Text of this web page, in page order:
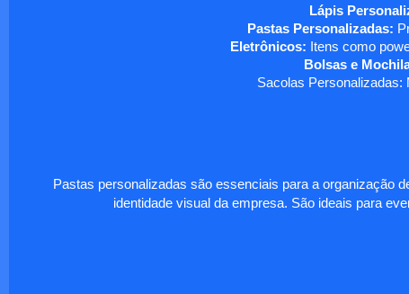
Lápis
Pastas Personalizadas:
Eletrônicos: Itens como
Bolsas e
Sacolas Personalizadas:
Pastas personalizadas são essenciais para a organização
identidade visual da empresa. São ideais para